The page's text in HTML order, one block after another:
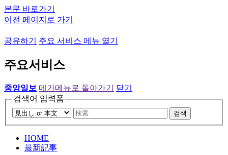
본문 바로가기
이전 페이지로 가기
공유하기 주요 서비스 메뉴 열기
주요서비스
중앙일보 메가메뉴로 돌아가기
닫기
검색어 입력폼
검색
HOME
最新記事